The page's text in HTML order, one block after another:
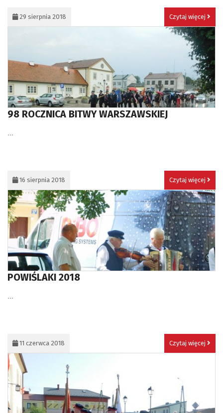
29 sierpnia 2018 Czytaj więcej
98 ROCZNICA BITWY WARSZAWSKIEJ
...
16 sierpnia 2018 Czytaj więcej
POWIŚLAKI 2018
...
11 czerwca 2018 Czytaj więcej